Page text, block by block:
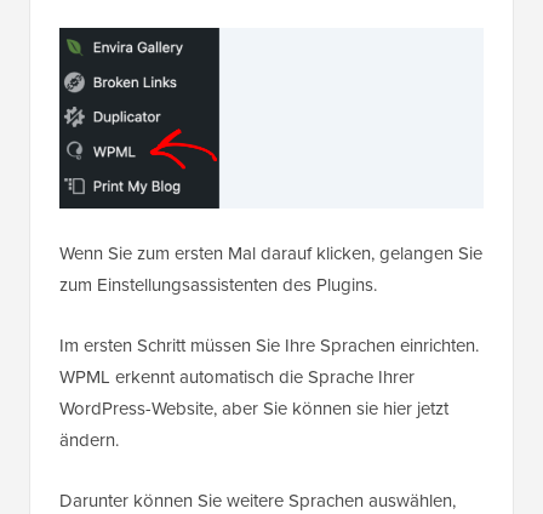
Wenn Sie zum ersten Mal darauf klicken, gelangen Sie
zum Einstellungsassistenten des Plugins.
Im ersten Schritt müssen Sie Ihre Sprachen einrichten.
WPML erkennt automatisch die Sprache Ihrer
WordPress-Website, aber Sie können sie hier jetzt
ändern.
Darunter können Sie weitere Sprachen auswählen,